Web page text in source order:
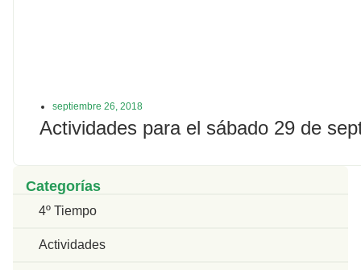
septiembre 26, 2018
Actividades para el sábado 29 de
Categorías
4º Tiempo
Actividades